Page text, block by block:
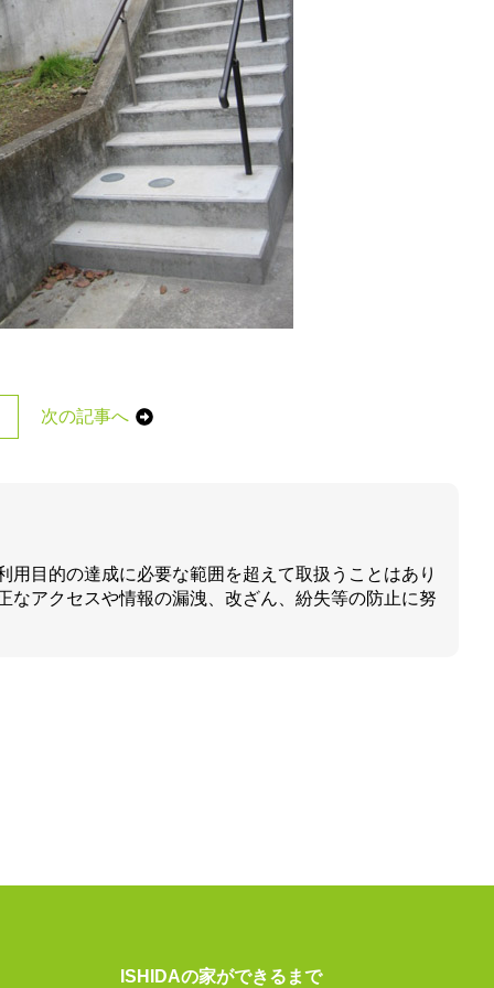
次の記事へ
目的の達成に必要な範囲を超えて取扱うことはあり
アクセスや情報の漏洩、改ざん、紛失等の防止に努
ISHIDAの家ができるまで